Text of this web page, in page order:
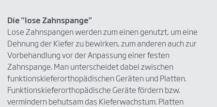
Die "lose Zahnspange"
Lose Zahnspangen werden zum einen genutzt, um eine
Dehnung der Kiefer zu bewirken, zum anderen auch zur
Vorbehandlung vor der Anpassung einer festen
Zahnspange. Man unterscheidet dabei zwischen
funktionskieferorthopädischen Geräten und Platten.
Funktionskieferorthopädische Geräte fördern bzw.
vermindern behutsam das Kieferwachstum. Platten